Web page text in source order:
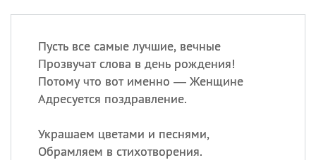
Пусть все самые лучшие, вечные
Прозвучат слова в день рождения!
Потому что вот именно — Женщине
Адресуется поздравление.
Украшаем цветами и песнями,
Обрамляем в стихотворения.